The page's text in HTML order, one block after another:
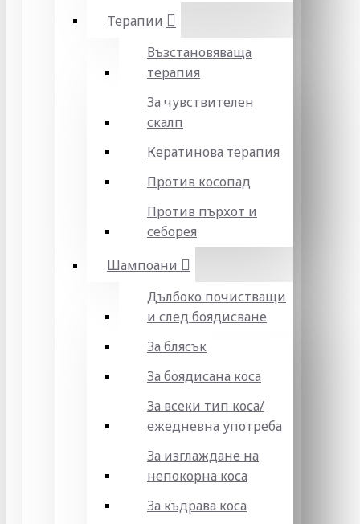
Терапии
Възстановяваща
терапия
За чувствителен
скалп
Кератинова терапия
Против косопад
Против пърхот и
себорея
Шампоани
Дълбоко почистващи
и след боядисване
За блясък
За боядисана коса
За всеки тип коса/
ежедневна употреба
За изглаждане на
непокорна коса
За къдрава коса